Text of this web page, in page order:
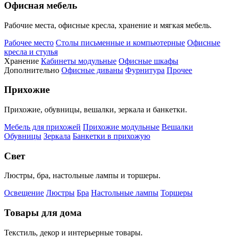
Офисная мебель
Рабочие места, офисные кресла, хранение и мягкая мебель.
Рабочее место Столы письменные и компьютерные Офисные
кресла и стулья
Хранение Кабинеты модульные Офисные шкафы
Дополнительно Офисные диваны Фурнитура Прочее
Прихожие
Прихожие, обувницы, вешалки, зеркала и банкетки.
Мебель для прихожей Прихожие модульные Вешалки
Обувницы Зеркала Банкетки в прихожую
Свет
Люстры, бра, настольные лампы и торшеры.
Освещение Люстры Бра Настольные лампы Торшеры
Товары для дома
Текстиль, декор и интерьерные товары.